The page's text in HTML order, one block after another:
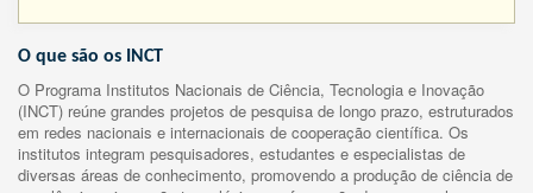
O que são os INCT
O Programa Institutos Nacionais de Ciência, Tecnologia e Inovação
(INCT) reúne grandes projetos de pesquisa de longo prazo, estruturados
em redes nacionais e internacionais de cooperação científica. Os
institutos integram pesquisadores, estudantes e especialistas de
diversas áreas de conhecimento, promovendo a produção de ciência de